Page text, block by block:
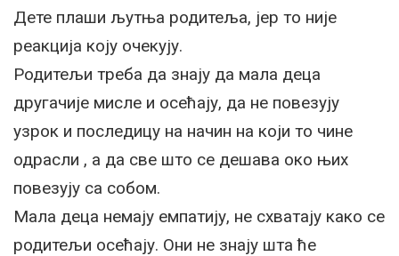
Дете плаши љутња родитеља, јер то није
реакција коју очекују.
Родитељи треба да знају да мала деца
другачије мисле и осећају, да не повезују
узрок и последицу на начин на који то чине
одрасли , а да све што се дешава око њих
повезују са собом.
Мала деца немају емпатију, не схватају како се
родитељи осећају. Они не знају шта ће